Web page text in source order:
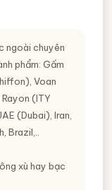
ngoài chuyên
phẩm: Gấm
Voan
(ITY
(Dubai), Iran,
Brazil,..
xù hay bạc